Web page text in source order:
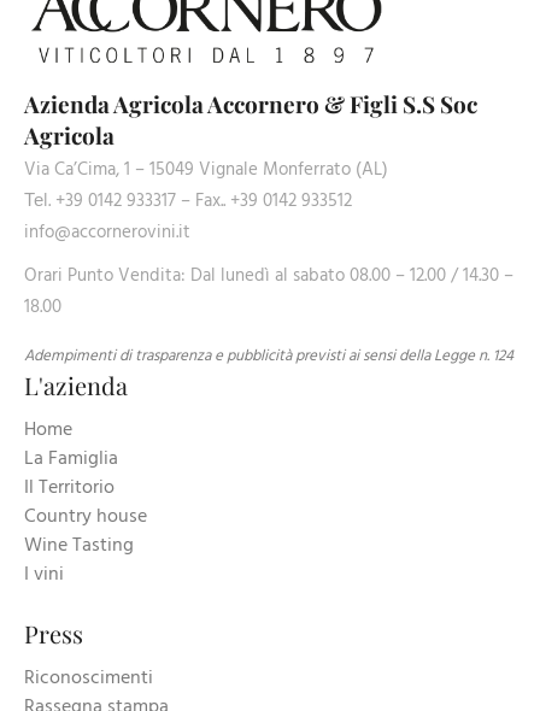
Azienda Agricola Accornero & Figli S.S Soc
Agricola
Via Ca’Cima, 1 – 15049 Vignale Monferrato (AL)
Теl. +39 0142 933317 – Fax.. +39 0142 933512
info@accornerovini.it
Orari Punto Vendita: Dal lunedì al sabato 08.00 – 12.00 / 14.30 –
18.00
Adempimenti di trasparenza e pubblicità previsti ai sensi della Legge n. 124
L'azienda
Home
La Famiglia
Il Territorio
Country house
Wine Tasting
I vini
Press
Riconoscimenti